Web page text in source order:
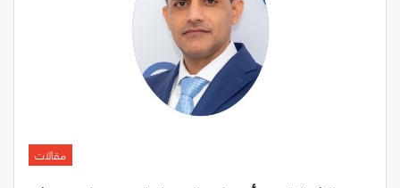
مقالات